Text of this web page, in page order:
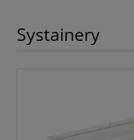
Systainery